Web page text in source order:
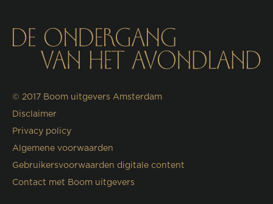
© 2017 Boom uitgevers Amsterdam
Disclaimer
Privacy policy
Algemene voorwaarden
Gebruikersvoorwaarden digitale content
Contact met Boom uitgevers